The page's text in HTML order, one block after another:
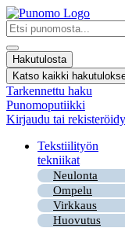
Mene
sisältöön
Search
...
Hakutulosta
Katso kaikki
Tarkennettu haku
Punomoputiikki
Kirjaudu tai rekisteröidy
Tekstiilityön
tekniikat
Neulonta
Ompelu
Virkkaus
Huovutus